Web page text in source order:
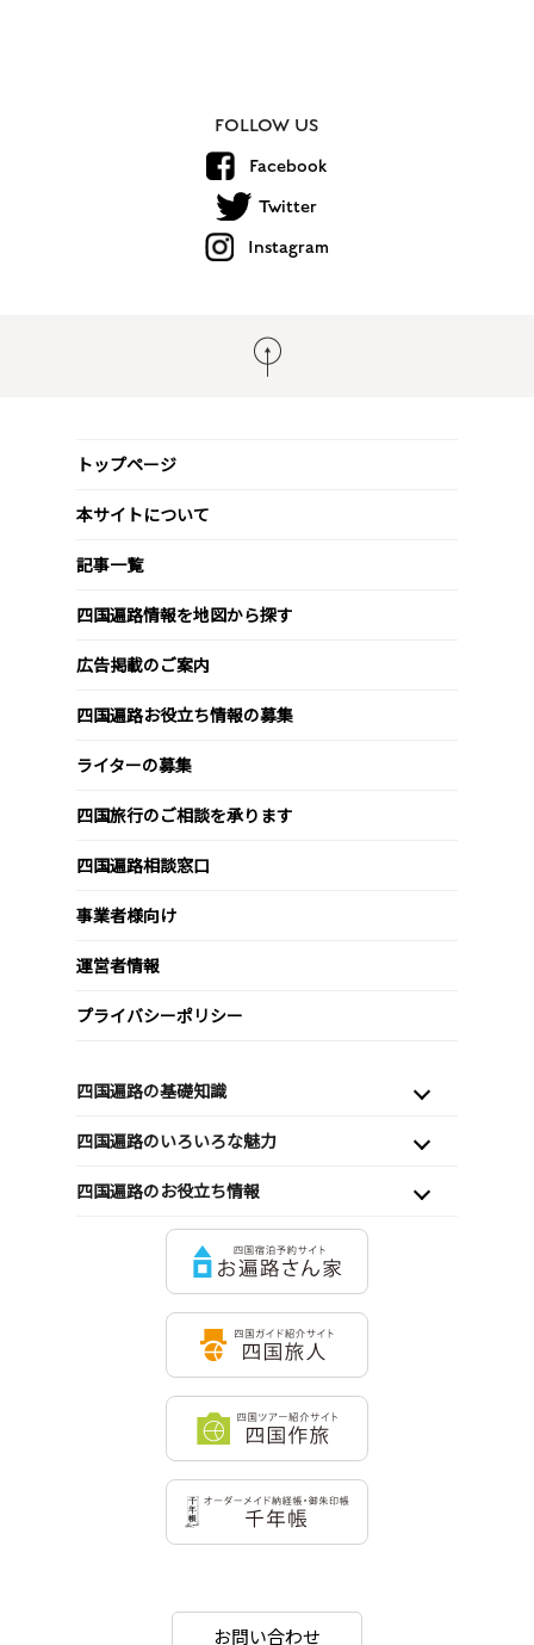
FOLLOW US
Facebook
Twitter
Instagram
トップページ
本サイトについて
記事一覧
四国遍路情報を地図から探す
広告掲載のご案内
四国遍路お役立ち情報の募集
ライターの募集
四国旅行のご相談を承ります
四国遍路相談窓口
事業者様向け
運営者情報
プライバシーポリシー
四国遍路の基礎知識
四国遍路のいろいろな魅力
四国遍路のお役立ち情報
お問い合わせ